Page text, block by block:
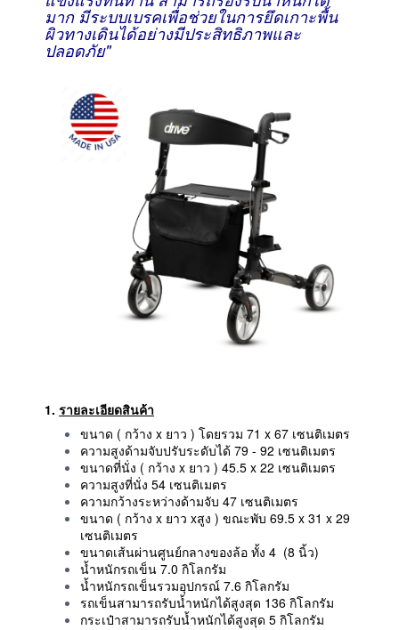
มาก มีระบบเบรคเพื่อช่วยในการยึดเกาะพื้น
ผิวทางเดินได้อย่างมีประสิทธิภาพและ
ปลอดภัย"
1. รายละเอียดสินค้า
ขนาด ( กว้าง x ยาว ) โดยรวม 71 x 67 เซนติเมตร
ความสูงด้ามจับปรับระดับได้ 79 - 92 เซนติเมตร
ขนาดที่นั่ง ( กว้าง x ยาว ) 45.5 x 22 เซนติเมตร
ความสูงที่นั่ง 54 เซนติเมตร
ความกว้างระหว่างด้ามจับ 47 เซนติเมตร
ขนาด ( กว้าง x ยาว xสูง ) ขณะพับ 69.5 x 31 x 29
เซนติเมตร
ขนาดเส้นผ่านศูนย์กลางของล้อ ทั้ง 4 (8 นิ้ว)
น้ำหนักรถเข็น 7.0 กิโลกรัม
น้ำหนักรถเข็นรวมอุปกรณ์ 7.6 กิโลกรัม
รถเข็นสามารถรับน้ำหนักได้สูงสุด 136 กิโลกรัม
กระเป๋าสามารถรับน้ำหนักได้สูงสุด 5 กิโลกรัม